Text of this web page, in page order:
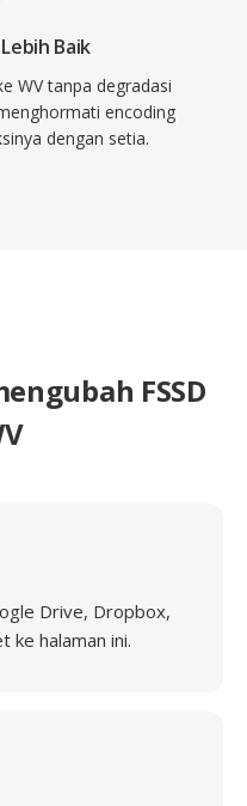
Baik
WV tanpa degradasi
encoding
dengan setia.
FSSD
Drive, Dropbox,
ke halaman ini.